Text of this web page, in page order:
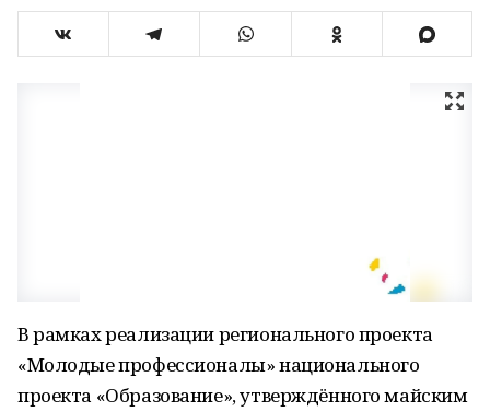
В рамках реализации регионального проекта
«Молодые профессионалы» национального
проекта «Образование», утверждённого майским